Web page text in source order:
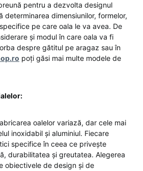
pentru a dezvolta designul
determinarea dimensiunilor, formelor,
pe care oala le va avea. De
și modul în care oala va fi
despre gătitul pe aragaz sau în
poți găsi mai multe modele de
oalelor variază, dar cele mai
inoxidabil și aluminiul. Fiecare
specifice în ceea ce privește
durabilitatea și greutatea. Alegerea
obiectivele de design și de